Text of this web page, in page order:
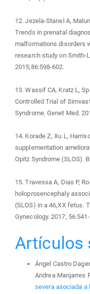
12. Jezela-Stanel A,
Trends in prenatal
malformations disorders
research study on Smith-
2015;86:598-602.
13. Wassif CA, Kratz L,
Controlled Trial of
Syndrome. Genet Med.
14. Korade Z, Xu L,
supplementation
Opitz Syndrome (SLOS).
15. Travessa A, Dias P,
holoprosencephaly
(SLOS) in a 46,XX fetus.
Gynecology. 2017;
Artículos
Ángel Castro
Andrea Manjarres
severa asociada a